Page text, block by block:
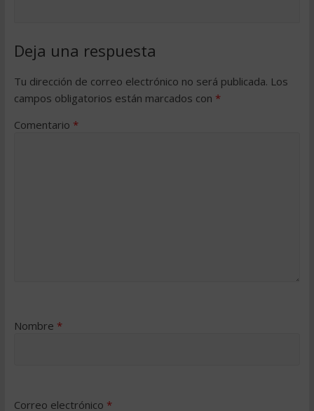
Deja una respuesta
Tu dirección de correo electrónico no será publicada. Los
campos obligatorios están marcados con *
Comentario *
Nombre *
Correo electrónico *